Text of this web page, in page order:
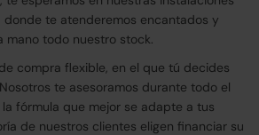
donde te atenderemos encantados y
mano todo nuestro stock.
compra flexible, en el que tú decides
te asesoramos durante todo el
fórmula que mejor se adapte a tus
de nuestros clientes eligen financiar su